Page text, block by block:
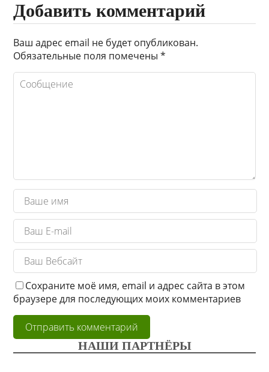
Добавить комментарий
Ваш адрес email не будет опубликован.
Обязательные поля помечены*
Сохраните моё имя, email и адрес сайта в этом
браузере для последующих моих комментариев
НАШИ ПАРТНЁРЫ